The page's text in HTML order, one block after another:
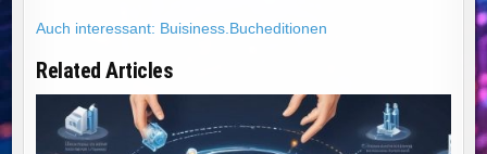
Auch interessant: Buisiness.Bucheditionen
Related Articles